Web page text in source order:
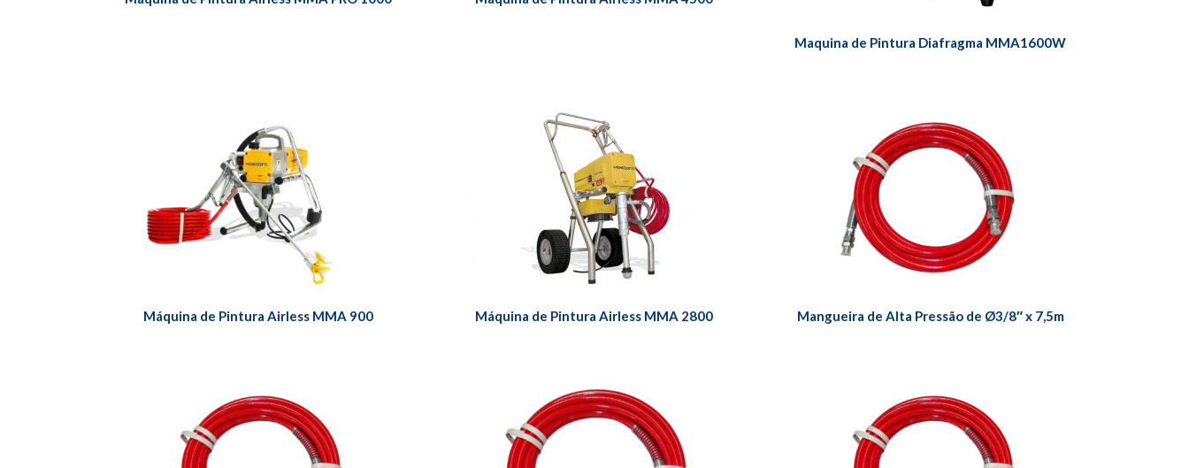
Maquina de Pintura Diafragma MMA1600W
Máquina de Pintura Airless MMA 900 Máquina de Pintura Airless MMA 2800 Mangueira de Alta Pressão de Ø3/8″ x 7,5m